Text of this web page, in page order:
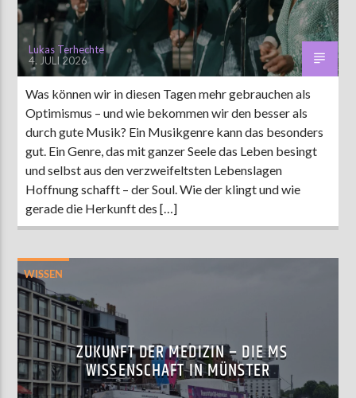
Lukas Terhechte
4. JULI 2026
Was können wir in diesen Tagen mehr gebrauchen als
Optimismus – und wie bekommen wir den besser als
durch gute Musik? Ein Musikgenre kann das besonders
gut. Ein Genre, das mit ganzer Seele das Leben besingt
und selbst aus den verzweifeltsten Lebenslagen
Hoffnung schafft – der Soul. Wie der klingt und wie
gerade die Herkunft des […]
WISSEN
ZUKUNFT DER MEDIZIN – DIE MS
WISSENSCHAFT IN MÜNSTER